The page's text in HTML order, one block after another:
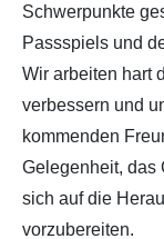
Schwerpunkte
Passspiels und
Wir arbeiten hart
verbessern und
kommenden
Gelegenheit, das
sich auf die
vorzubereiten.